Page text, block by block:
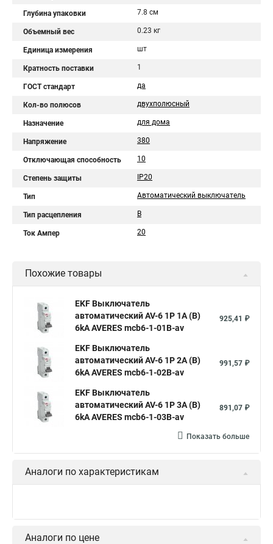
Глубина упаковки 7.8 см
Объемный вес 0.23 кг
Единица измерения шт
Кратность поставки 1
ГОСТ стандарт да
Кол-во полюсов двухполюсный
Назначение для дома
Напряжение 380
Отключающая способность 10
Степень защиты IP20
Тип Автоматический выключатель
Тип расцепления B
Ток Ампер 20
Похожие товары
EKF Выключатель
автоматический AV-6 1P 1A (B)
6kA AVERES mcb6-1-01B-av
925,41 ₽
EKF Выключатель
автоматический AV-6 1P 2A (B)
6kA AVERES mcb6-1-02B-av
991,57 ₽
EKF Выключатель
автоматический AV-6 1P 3A (B)
6kA AVERES mcb6-1-03B-av
891,07 ₽
Показать больше
Аналоги по характеристикам
Аналоги по цене